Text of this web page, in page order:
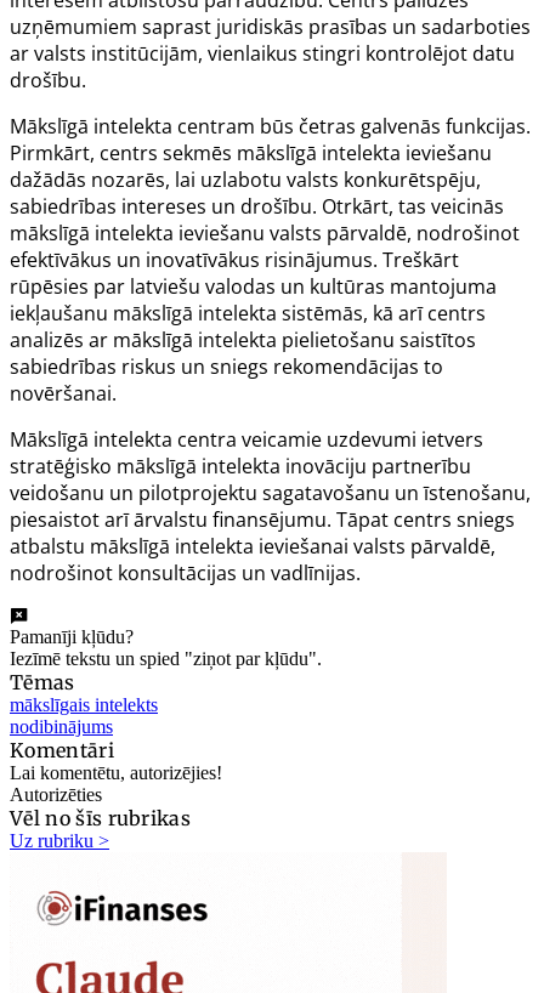
uzņēmumiem saprast juridiskās prasības un sadarboties
ar valsts institūcijām, vienlaikus stingri kontrolējot datu
drošību.
Mākslīgā intelekta centram būs četras galvenās funkcijas.
Pirmkārt, centrs sekmēs mākslīgā intelekta ieviešanu
dažādās nozarēs, lai uzlabotu valsts konkurētspēju,
sabiedrības intereses un drošību. Otrkārt, tas veicinās
mākslīgā intelekta ieviešanu valsts pārvaldē, nodrošinot
efektīvākus un inovatīvākus risinājumus. Treškārt
rūpēsies par latviešu valodas un kultūras mantojuma
iekļaušanu mākslīgā intelekta sistēmās, kā arī centrs
analizēs ar mākslīgā intelekta pielietošanu saistītos
sabiedrības riskus un sniegs rekomendācijas to
novēršanai.
Mākslīgā intelekta centra veicamie uzdevumi ietvers
stratēģisko mākslīgā intelekta inovāciju partnerību
veidošanu un pilotprojektu sagatavošanu un īstenošanu,
piesaistot arī ārvalstu finansējumu. Tāpat centrs sniegs
atbalstu mākslīgā intelekta ieviešanai valsts pārvaldē,
nodrošinot konsultācijas un vadlīnijas.
Pamanīji kļūdu?
Iezīmē tekstu un spied "ziņot par kļūdu".
Tēmas
mākslīgais intelekts
nodibinājums
Komentāri
Lai komentētu, autorizējies!
Autorizēties
Vēl no šīs rubrikas
Uz rubriku >